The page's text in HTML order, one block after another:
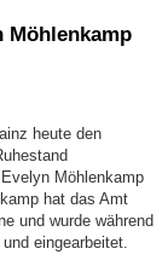
Möhlenkamp
heute den
Möhlenkamp
hat das Amt
und wurde während
eingearbeitet.